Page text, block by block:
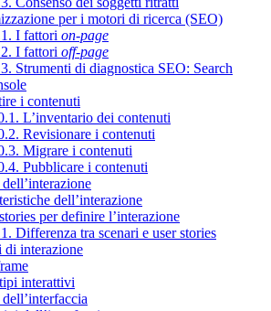
per i motori di ricerca (SEO)
I fattori on-page
I fattori off-page
Strumenti di diagnostica SEO: Search
i contenuti
L’inventario dei contenuti
Revisionare i contenuti
Migrare i contenuti
Pubblicare i contenuti
dell’interazione
per definire l’interazione
Differenza tra scenari e user stories
di interazione
interattivi